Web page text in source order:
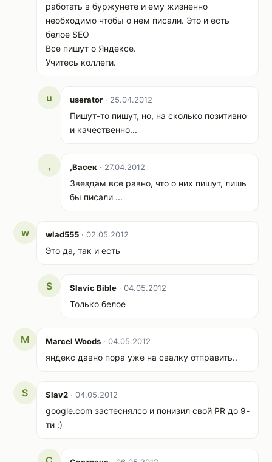
работать в буржунете и ему жизненно
необходимо чтобы о нем писали. Это и есть
белое SEO
Все пишут о Яндексе.
Учитесь коллеги.
u userator · 25.04.2012
Пишут-то пишут, но, на сколько позитивно
и качественно...
, ,Васек · 27.04.2012
Звездам все равно, что о них пишут, лишь
бы писали ...
w wlad555 · 02.05.2012
Это да, так и есть
S Slavic Bible · 04.05.2012
Только белое
M Marcel Woods · 04.05.2012
яндекс давно пора уже на свалку отправить..
S Slav2 · 04.05.2012
google.com застеснялсо и понизил свой PR до 9-
ти :)